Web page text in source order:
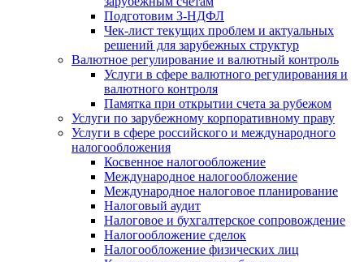
Подготовим 3-НДФЛ
Чек-лист текущих проблем и актуальных
решений для зарубежных структур
Валютное регулирование и валютный контроль
Услуги в сфере валютного регулирования и
валютного контроля
Памятка при открытии счета за рубежом
Услуги по зарубежному корпоративному праву
Услуги в сфере российского и международного
налогообложения
Косвенное налогообложение
Международное налогообложение
Международное налоговое планирование
Налоговый аудит
Налоговое и бухгалтерское сопровождение
Налогообложение сделок
Налогообложение физических лиц